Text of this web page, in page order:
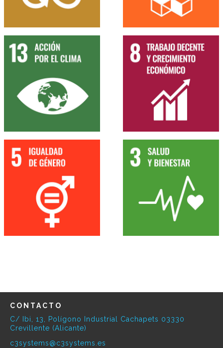
CONTACTO
C/ Ibi, 13, Polígono Industrial Cachapets 03330
Crevillente (Alicante)
c3systems@c3systems.es